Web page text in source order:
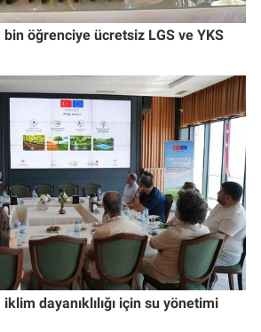
öğrenciye ücretsiz LGS ve YKS
dayanıklılığı için su yönetimi